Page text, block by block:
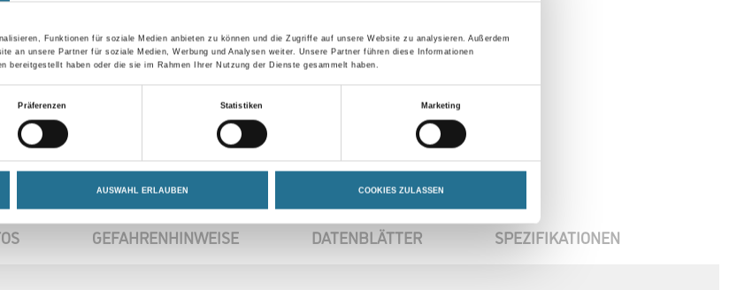
Funktionen für soziale Medien anbieten zu können und die Zugriffe auf unsere Website zu analysieren. Außerdem
an unsere Partner für soziale Medien, Werbung und Analysen weiter. Unsere Partner führen diese Informationen
bereitgestellt haben oder die sie im Rahmen Ihrer Nutzung der Dienste gesammelt haben.
Präferenzen Statistiken Marketing
AUSWAHL ERLAUBEN COOKIES ZULASSEN
Umrechnungsfaktoren
GEFAHRENHINWEISE DATENBLÄTTER SPEZIFIKATIONEN